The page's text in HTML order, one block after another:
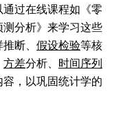
过在线课程如《零
分析》来学习这些
断、 假设检验等核
方差分析、 时间序列
，以巩固统计学的